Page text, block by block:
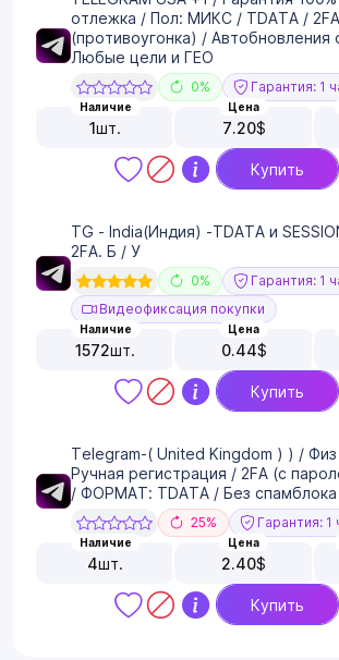
отлежка / Пол: МИКС / TDATA /
(противоугонка) /
Любые цели и ГЕО
0% Гарантия: 1
Наличие
1шт.
Цена
7.20$
Купить
TG - India(Индия) -TDATA и
2FA. Б / У
0%
Гарантия: 1
Видеофиксация покупки
Наличие
1572шт.
Цена
0.44$
Купить
Telegram-( United Kingdom ) ) /
Ручная регистрация / 2FA (с
/ ФОРМАТ: TDATA / Без спамблока
25% Гарантия: 1
Наличие
4шт.
Цена
2.40$
Купить